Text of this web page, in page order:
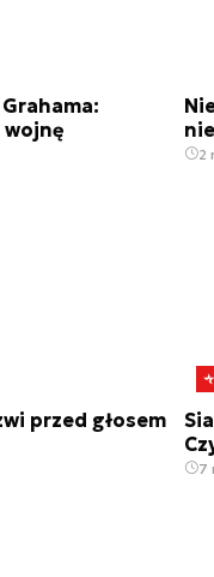
wojnę
2
przed głosem
7